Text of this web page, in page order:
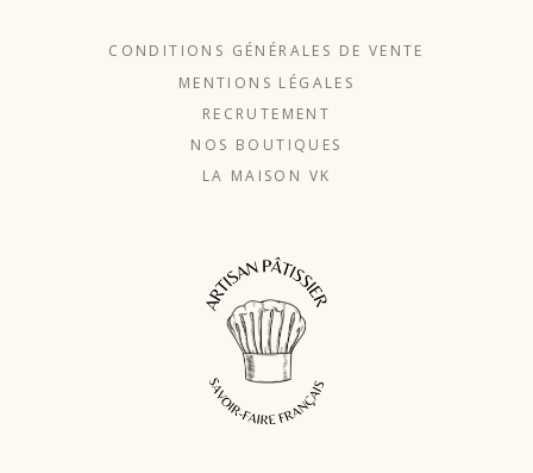
CONDITIONS GÉNÉRALES DE VENTE
MENTIONS LÉGALES
RECRUTEMENT
NOS BOUTIQUES
LA MAISON VK